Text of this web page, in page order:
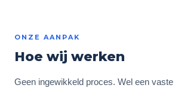
ONZE AANPAK
Hoe wij werken
Geen ingewikkeld proces. Wel een